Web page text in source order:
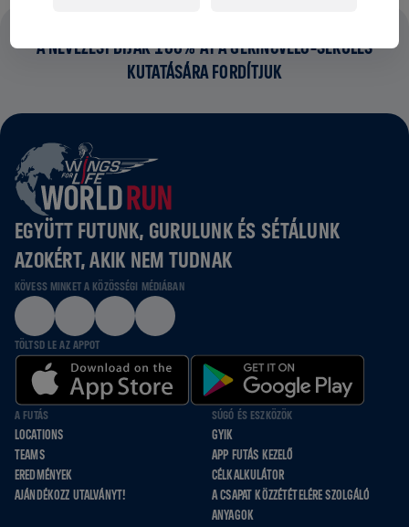
A NEVEZÉSI DÍJAK 100%-ÁT A GERINCVELŐ‑SÉRÜLÉS
KUTATÁSÁRA FORDÍTJUK
EGYÜTT FUTUNK, GURULUNK ÉS SÉTÁLUNK
AZOKÉRT, AKIK NEM TUDNAK
KÖVESS MINKET A KÖZÖSSÉGI MÉDIÁBAN
TÖLTSD LE AZ APPOT
A FUTÁS
LOCATIONS
TEAMS
EREDMÉNYEK
AJÁNDÉKOZZ UTALVÁNYT!
SÚGÓ ÉS ESZKÖZÖK
GYIK
APP FUTÁS KEZELŐ
CÉLKALKULÁTOR
A CSAPAT KÖZZÉTÉTELÉRE SZOLGÁLÓ
ANYAGOK